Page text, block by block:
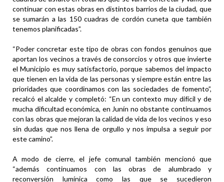
continuar con estas obras en distintos barrios de la ciudad, que
se sumarán a las 150 cuadras de cordón cuneta que también
tenemos planificadas”.
“Poder concretar este tipo de obras con fondos genuinos que
aportan los vecinos a través de consorcios y otros que invierte
el Municipio es muy satisfactorio, porque sabemos del impacto
que tienen en la vida de las personas y siempre están entre las
prioridades que coordinamos con las sociedades de fomento”,
recalcó el alcalde y completó: “En un contexto muy difícil y de
mucha dificultad económica, en Junín no obstante continuamos
con las obras que mejoran la calidad de vida de los vecinos y eso
sin dudas que nos llena de orgullo y nos impulsa a seguir por
este camino”.
A modo de cierre, el jefe comunal también mencionó que
“además continuamos con las obras de alumbrado y
reconversión lumínica como las que se sucedieron